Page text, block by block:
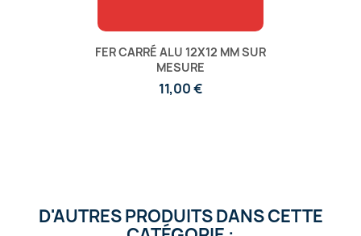
FER CARRÉ ALU 12X12 MM SUR
MESURE
11,00 €
D'AUTRES PRODUITS DANS CETTE